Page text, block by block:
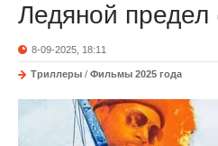
Ледяной предел
8-09-2025, 18:11
Триллеры / Фильмы 2025 года